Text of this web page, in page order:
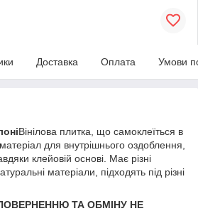
Доставка Оплата Умови
Вінілова плитка, що самоклеїться в
для внутрішнього оздоблення,
клейовій основі. Має різні
матеріали, підходять під різні
ТА ОБМІНУ НЕ